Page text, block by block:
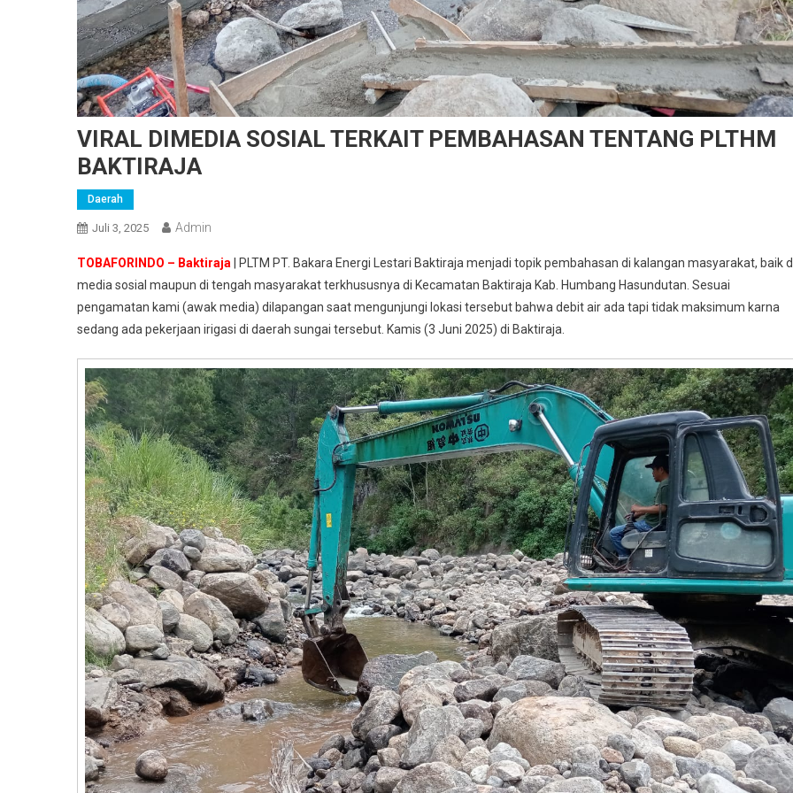
VIRAL DIMEDIA SOSIAL TERKAIT PEMBAHASAN TENTANG PLTHM
BAKTIRAJA
Daerah
Juli 3, 2025 Admin
TOBAFORINDO – Baktiraja | PLTM PT. Bakara Energi Lestari Baktiraja menjadi topik pembahasan di kalangan masyarakat, baik
media sosial maupun di tengah masyarakat terkhususnya di Kecamatan Baktiraja Kab. Humbang Hasundutan. Sesuai
pengamatan kami (awak media) dilapangan saat mengunjungi lokasi tersebut bahwa debit air ada tapi tidak maksimum karna
sedang ada pekerjaan irigasi di daerah sungai tersebut. Kamis (3 Juni 2025) di Baktiraja.